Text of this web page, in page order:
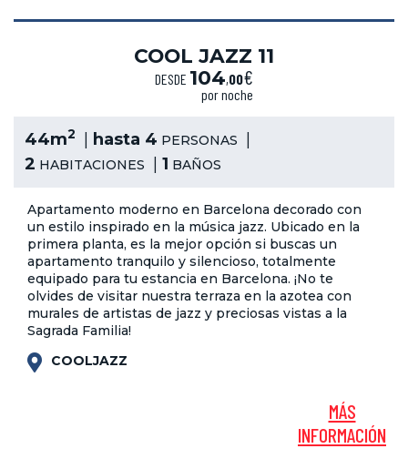
COOL JAZZ 11
DESDE 104,00€
por noche
44m2 hasta 4 PERSONAS
2 HABITACIONES 1 BAÑOS
Apartamento moderno en Barcelona decorado con
un estilo inspirado en la música jazz. Ubicado en la
primera planta, es la mejor opción si buscas un
apartamento tranquilo y silencioso, totalmente
equipado para tu estancia en Barcelona. ¡No te
olvides de visitar nuestra terraza en la azotea con
murales de artistas de jazz y preciosas vistas a la
Sagrada Familia!
COOLJAZZ
MÁS
INFORMACIÓN